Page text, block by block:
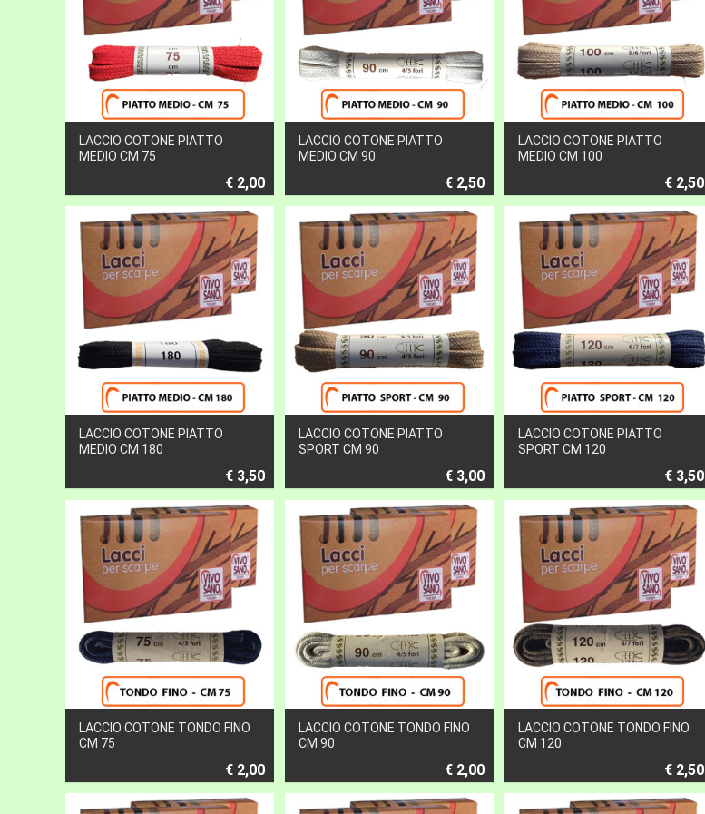
LACCIO COTONE PIATTO
MEDIO CM 75
€ 2,00
LACCIO COTONE PIATTO
MEDIO CM 90
€ 2,50
LACCIO COTONE PIATTO
MEDIO CM 100
€ 2,50
LACCIO COTONE PIATTO
MEDIO CM 180
€ 3,50
LACCIO COTONE PIATTO
SPORT CM 90
€ 3,00
LACCIO COTONE PIATTO
SPORT CM 120
€ 3,50
LACCIO COTONE TONDO FINO
CM 75
€ 2,00
LACCIO COTONE TONDO FINO
CM 90
€ 2,00
LACCIO COTONE TONDO FINO
CM 120
€ 2,50